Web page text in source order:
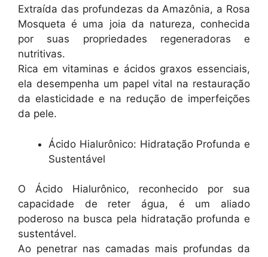
Extraída das profundezas da Amazônia, a Rosa
Mosqueta é uma joia da natureza, conhecida
por suas propriedades regeneradoras e
nutritivas.
Rica em vitaminas e ácidos graxos essenciais,
ela desempenha um papel vital na restauração
da elasticidade e na redução de imperfeições
da pele.
Ácido Hialurônico: Hidratação Profunda e
Sustentável
O Ácido Hialurônico, reconhecido por sua
capacidade de reter água, é um aliado
poderoso na busca pela hidratação profunda e
sustentável.
Ao penetrar nas camadas mais profundas da